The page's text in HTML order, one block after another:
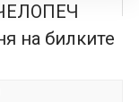
на билките